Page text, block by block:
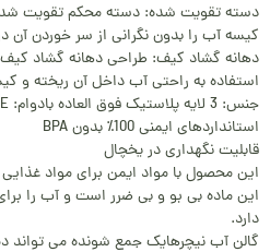
دسته تقویت شده: دسته محکم تقویت
کیسه آب را بدون نگرانی از سر خوردن
دهانه گشاد کیف: طراحی دهانه گشاد
استفاده به راحتی آب داخل آن ریخته و
استانداردهای ایمنی 100٪ بدون BPA
قابلیت نگهداری در یخچال
این محصول با مواد ایمن برای مواد غذایی و ظرفیت
این ماده بی بو و بی ضرر است و آب را
دارد.